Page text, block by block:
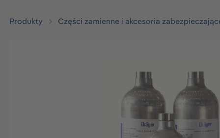
Produkty Części zamienne i akcesoria